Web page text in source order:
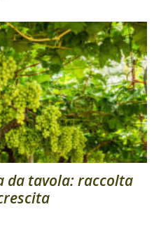
da tavola: raccolta